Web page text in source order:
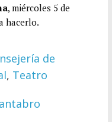
, miércoles 5 de
hacerlo.
de
, Teatro